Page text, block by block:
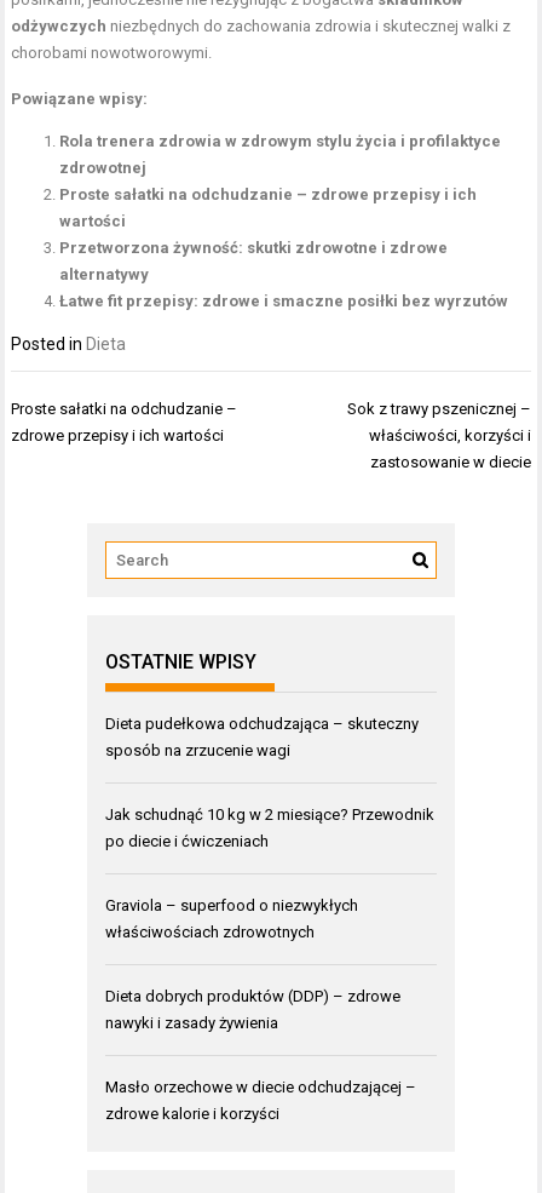
odżywczych niezbędnych do zachowania zdrowia i skutecznej walki z
chorobami nowotworowymi.
Powiązane wpisy:
Rola trenera zdrowia w zdrowym stylu życia i profilaktyce
zdrowotnej
Proste sałatki na odchudzanie – zdrowe przepisy i ich
wartości
Przetworzona żywność: skutki zdrowotne i zdrowe
alternatywy
Łatwe fit przepisy: zdrowe i smaczne posiłki bez wyrzutów
Posted in Dieta
Nawigacja
wpisu
Proste sałatki na odchudzanie –
zdrowe przepisy i ich wartości
Sok z trawy pszenicznej –
właściwości, korzyści i
zastosowanie w diecie
OSTATNIE WPISY
Dieta pudełkowa odchudzająca – skuteczny
sposób na zrzucenie wagi
Jak schudnąć 10 kg w 2 miesiące? Przewodnik
po diecie i ćwiczeniach
Graviola – superfood o niezwykłych
właściwościach zdrowotnych
Dieta dobrych produktów (DDP) – zdrowe
nawyki i zasady żywienia
Masło orzechowe w diecie odchudzającej –
zdrowe kalorie i korzyści